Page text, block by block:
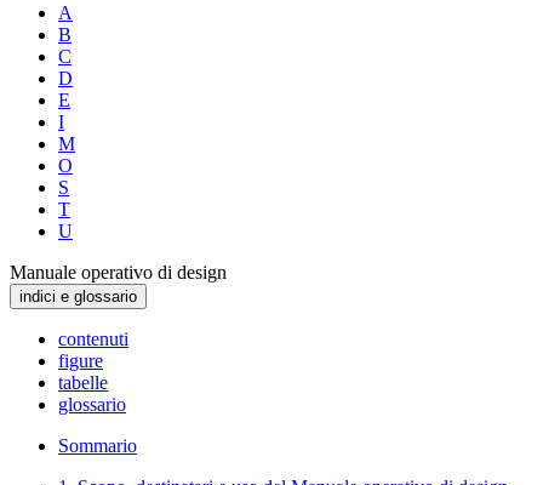
A
B
C
D
E
I
M
O
S
T
U
Manuale operativo di design
indici e glossario
contenuti
figure
tabelle
glossario
Sommario